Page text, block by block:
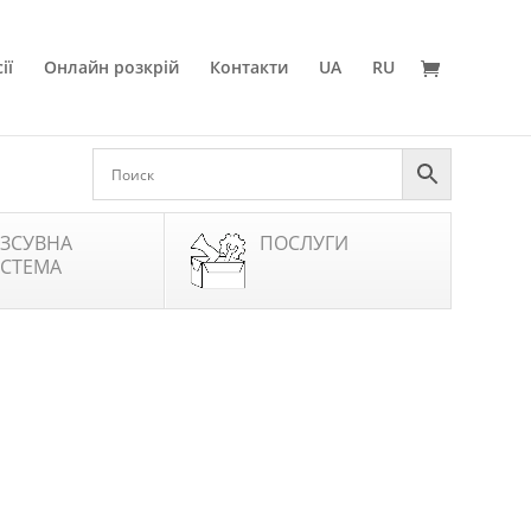
Онлайн розкрій Контакти UA RU
ПОСЛУГИ